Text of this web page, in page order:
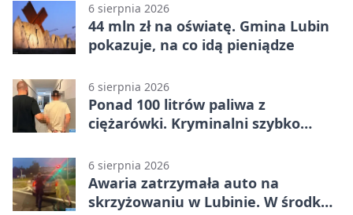
6 sierpnia 2026
44 mln zł na oświatę. Gmina Lubin
pokazuje, na co idą pieniądze
6 sierpnia 2026
Ponad 100 litrów paliwa z
ciężarówki. Kryminalni szybko
6 sierpnia 2026
Awaria zatrzymała auto na
skrzyżowaniu w Lubinie. W środku